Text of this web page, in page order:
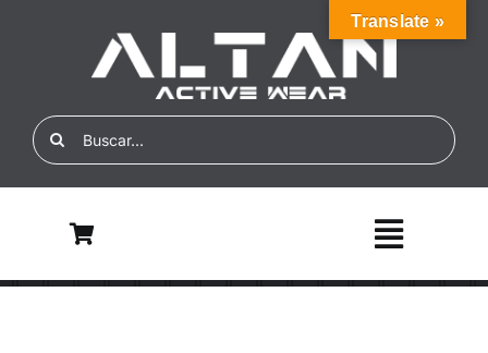
Search
for:
Toggle
Translate »